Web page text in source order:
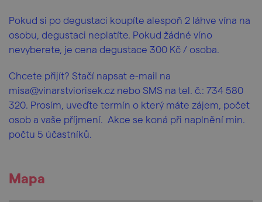
Pokud si po degustaci koupíte alespoň 2 láhve vína na
osobu, degustaci neplatíte. Pokud žádné víno
nevyberete, je cena degustace 300 Kč / osoba.
Chcete přijít? Stačí napsat e-mail na
misa@vinarstviorisek.cz nebo SMS na tel. č.: 734 580
320. Prosím, uveďte termín o který máte zájem, počet
osob a vaše příjmení. Akce se koná při naplnění min.
počtu 5 účastníků.
Mapa